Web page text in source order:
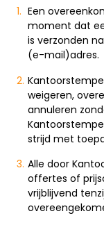
Een
moment dat
is verzonden
(e-mail)adres.
weigeren,
annuleren
strijd met
Alle door
offertes of
vrijblijvend